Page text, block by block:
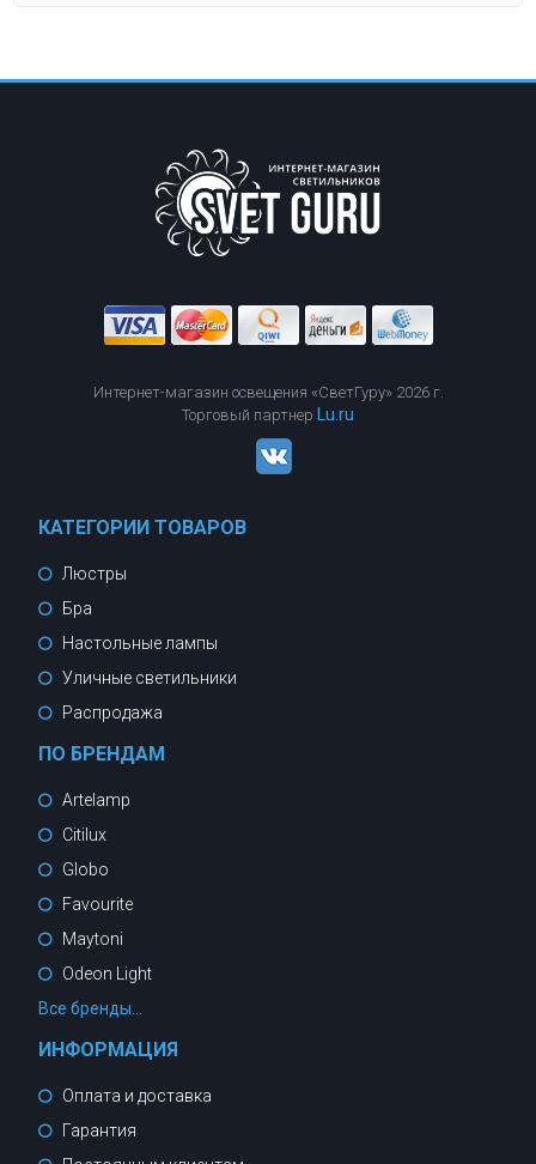
Интернет-магазин освещения «СветГуру» 2026 г.
Торговый партнер Lu.ru
КАТЕГОРИИ ТОВАРОВ
Люстры
Бра
Настольные лампы
Уличные светильники
Распродажа
ПО БРЕНДАМ
Artelamp
Citilux
Globo
Favourite
Maytoni
Odeon Light
Все бренды...
ИНФОРМАЦИЯ
Оплата и доставка
Гарантия